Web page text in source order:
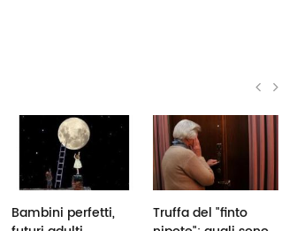
Bambini perfetti,
Truffa del "finto